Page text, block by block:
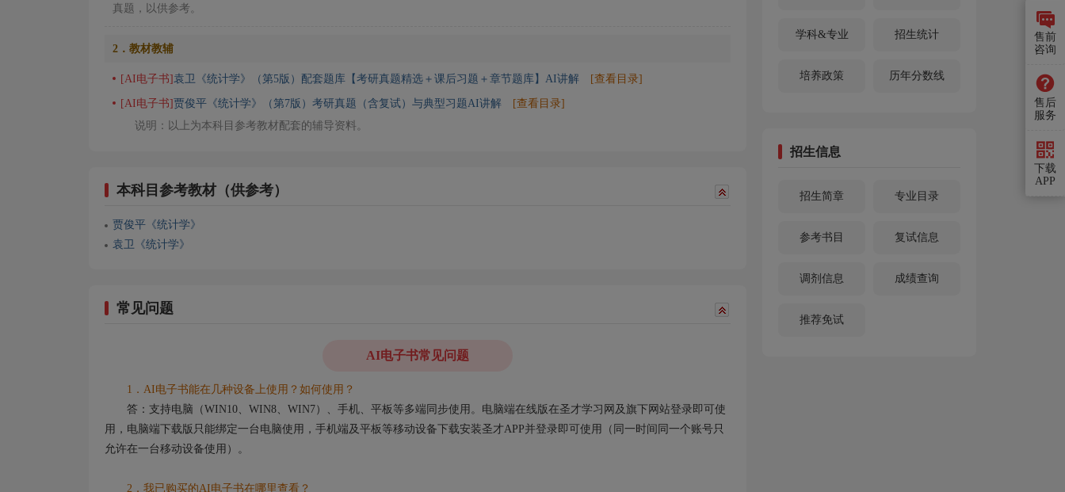
真题，以供参考。
2．教材教辅
[AI电子书] 袁卫《统计学》（第5版）配套题库【考研真题精选＋课后习题＋章节题库】AI讲解 [查看目录]
[AI电子书] 贾俊平《统计学》（第7版）考研真题（含复试）与典型习题AI讲解
[查看目录]
说明：以上为本科目参考教材配套的辅导资料。
本科目参考教材（供参考）
贾俊平《统计学》
袁卫《统计学》
常见问题
AI电子书常见问题
1．AI电子书能在几种设备上使用？如何使用？
答：支持电脑（WIN10、WIN8、WIN7）、手机、平板等多端同步使用。电脑端在线版在圣才学习网及旗下网站登录即可使
用，电脑端下载版只能绑定一台电脑使用，手机端及平板等移动设备下载安装圣才APP并登录即可使用（同一时间同一个账号只
允许在一台移动设备使用）。
2．我已购买的AI电子书在哪里查看？
学科&专业 招生统计
培养政策 历年分数线
招生信息
招生简章 专业目录
参考书目 复试信息
调剂信息 成绩查询
推荐免试
售前
咨询
售后
服务
下载
APP